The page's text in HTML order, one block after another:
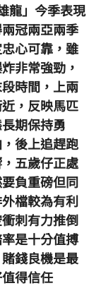
龍」今季表現
冠兩亞兩季
心可靠，雖
非常強勁，
時間，上兩
，反映馬匹
期保持勇
後上追趕跑
五歲仔正處
負重磅但同
檔較為有利
刺有力推倒
是十分值搏
錢良機是最
得信任